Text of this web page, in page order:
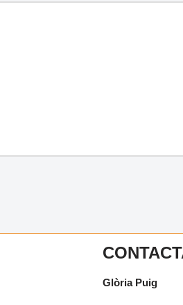
Glòria Puig